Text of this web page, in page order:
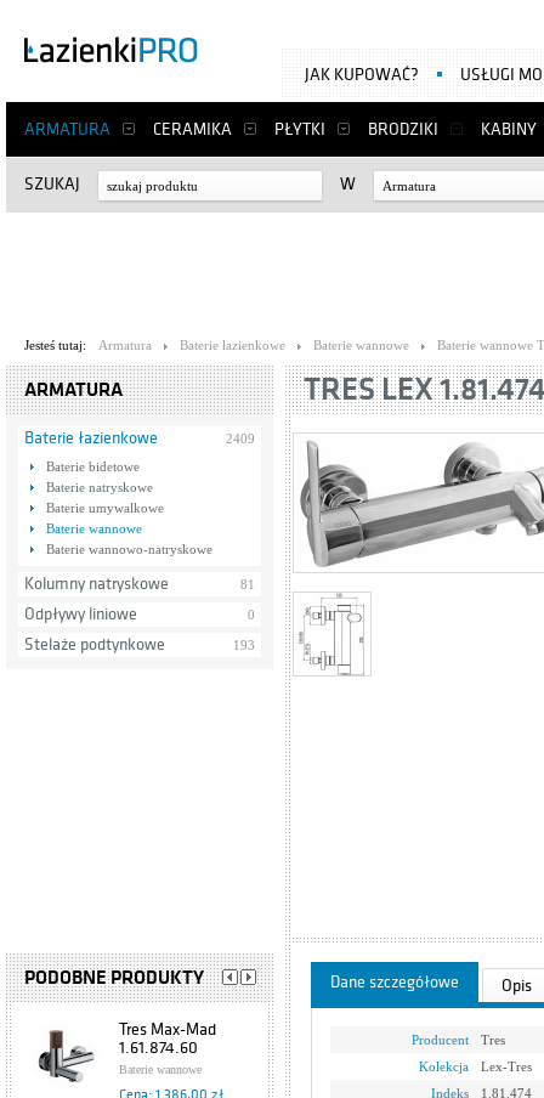
ARMATURA CERAMIKA PŁYTKI BRODZIKI KABINY
JAK KUPOWAĆ? USŁUGI
SZUKAJ W Armatura
Jesteś tutaj: Armatura Baterie łazienkowe Baterie wannowe Baterie wannowe
ARMATURA
Baterie łazienkowe
2409
Baterie bidetowe
Baterie natryskowe
Baterie umywalkowe
Baterie wannowe
Baterie wannowo-natryskowe
Kolumny natryskowe 81
Odpływy liniowe 0
Stelaże podtynkowe 193
PODOBNE PRODUKTY
Tres Max-Mad
1.61.874.60
Baterie wannowe
TRES LEX
Dane szczegółowe Opis
Producent
Tres
Kolekcja
Lex-Tres
Indeks
1.81.474